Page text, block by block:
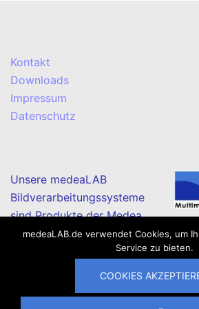
Kontakt
Downloads
Impressum
Datenschutz
Unsere medeaLAB
Bildverarbeitungssysteme
sind Produkte der Medea
AV Multimedia und Software GmbH.
medeaLAB.de verwendet Cookies, um
Service zu bieten.
COOKIES